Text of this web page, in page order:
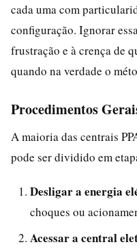
cada uma com
configuração. Ignorar
frustração e à crença de
quando na verdade o
Procedimentos
A maioria das centrais
pode ser dividido em
Desligar a energia
choques ou
Acessar a central